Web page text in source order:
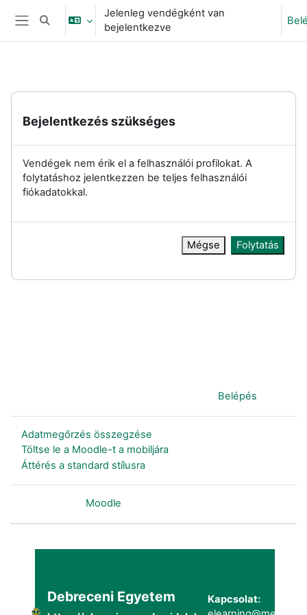
Tovább a fő tartalomhoz
Oldalpanel
Keresési bemeneti adatok váltása
Jelenleg vendégként van
bejelentkezve
Bejelentkezés szükséges
Vendégek nem érik el a felhasználói profilokat. A
folytatáshoz jelentkezzen be teljes felhasználói
fiókadatokkal.
Mégse Folytatás
Belépés
Adatmegőrzés összegzése
Töltse le a Moodle-t a mobiljára
Áttérés a standard stílusra
Moodle
Debreceni Egyetem
Kapcsolat: